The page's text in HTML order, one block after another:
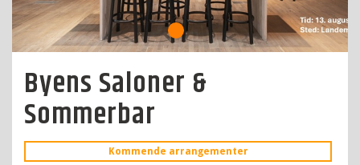
Byens Saloner &
Sommerbar
Kommende arrangementer